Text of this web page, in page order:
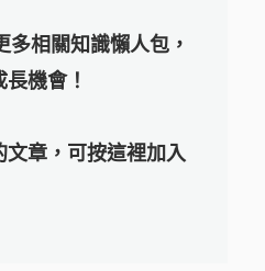
多相關知識懶人包，
機會！
章，可按這裡加入